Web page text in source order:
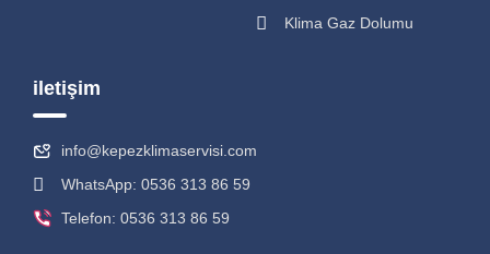
Klima Gaz Dolumu
iletişim
info@kepezklimaservisi.com
WhatsApp: 0536 313 86 59
Telefon: 0536 313 86 59